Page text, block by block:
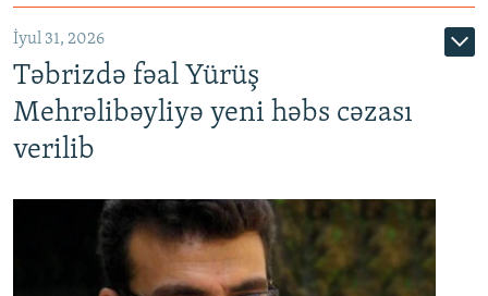
İyul 31, 2026
Təbrizdə fəal Yürüş
Mehrəlibəyliyə yeni həbs cəzası
verilib